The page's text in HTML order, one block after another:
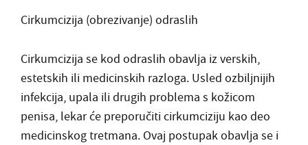
Cirkumcizija (obrezivanje) odraslih
Cirkumcizija se kod odraslih obavlja iz verskih,
estetskih ili medicinskih razloga. Usled ozbiljnijih
infekcija, upala ili drugih problema s kožicom
penisa, lekar će preporučiti cirkumciziju kao deo
medicinskog tretmana. Ovaj postupak obavlja se i